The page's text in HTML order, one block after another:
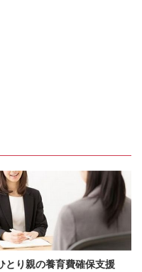
とり親の養育費確保支援